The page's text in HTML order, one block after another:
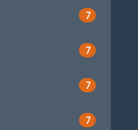
7
7
7
7